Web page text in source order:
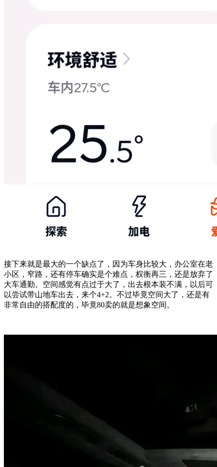
接下来就是最大的一个缺点了，因为车身比较大，办公室在老
小区，窄路，还有停车确实是个难点，权衡再三，还是放弃了
大车通勤。空间感觉有点过于大了，出去根本装不满，以后可
以尝试带山地车出去，来个4+2。不过毕竟空间大了，还是有
非常自由的搭配度的，毕竟80卖的就是想象空间。